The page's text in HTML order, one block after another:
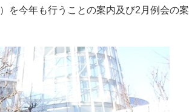
を今年も行うことの案内及び2月例会の案